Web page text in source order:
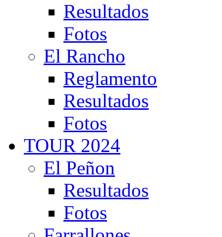
Resultados
Fotos
El Rancho
Reglamento
Resultados
Fotos
TOUR 2024
El Peñon
Resultados
Fotos